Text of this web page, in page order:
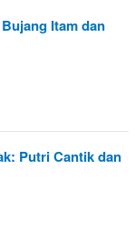
Itam dan
Putri Cantik dan